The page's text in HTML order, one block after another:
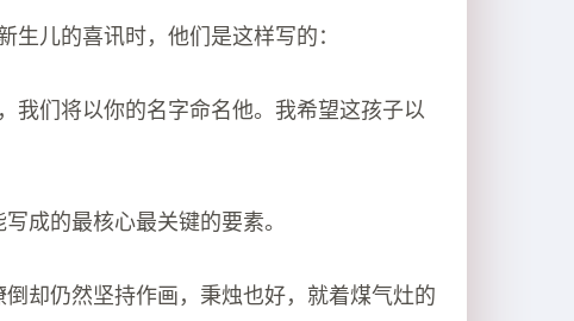
生儿的喜讯时，他们是这样写的：
我们将以你的名字命名他。我希望这孩子以
成的最核心最关键的要素。
却仍然坚持作画，秉烛也好，就着煤气灶的